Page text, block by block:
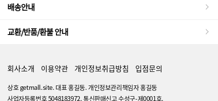
배송안내
교환/반품/환불 안내
회사소개 이용약관 개인정보취급방침 입점문의
상호 getmall.site. 대표 홍길동. 개인정보관리책임자 홍길동
사업자등록번호 5048183972. 통신판매신고 수성구-제0001호.